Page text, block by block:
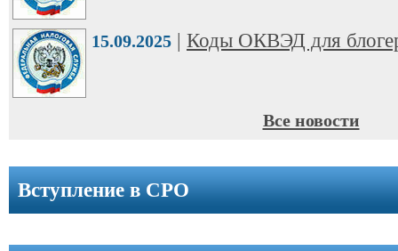
СРО
Новости
Вопрос-
15.09.2025 | Коды ОКВЭД для
Все новости
Вступление в СРО